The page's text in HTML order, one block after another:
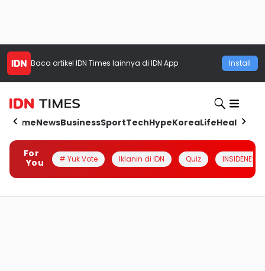
Baca artikel IDN Times lainnya di IDN App Install
HomeNewsBusinessSportTechHypeKoreaLifeHealth
For
You
# Yuk Vote Iklanin di IDN Quiz INSIDENESIA